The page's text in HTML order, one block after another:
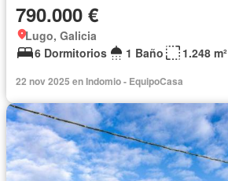
790.000 €
Lugo, Galicia
6 Dormitorios
1 Baño 1.248 m²
22 nov 2025 en Indomio - EquipoCasa